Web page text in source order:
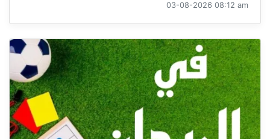
03-08-2026 08:12 am